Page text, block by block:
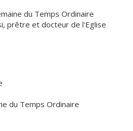
du Temps Ordinaire
prêtre et docteur de l'Eglise
du Temps Ordinaire